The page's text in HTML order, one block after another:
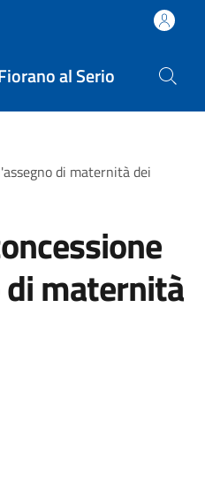
al Serio
di maternità dei
maternità